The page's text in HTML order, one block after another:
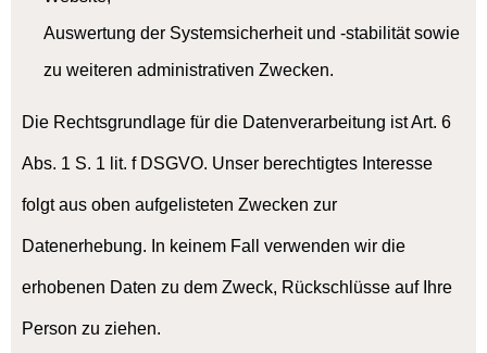
Auswertung der Systemsicherheit und -stabilität sowie
zu weiteren administrativen Zwecken.
Die Rechtsgrundlage für die Datenverarbeitung ist Art. 6
Abs. 1 S. 1 lit. f DSGVO. Unser berechtigtes Interesse
folgt aus oben aufgelisteten Zwecken zur
Datenerhebung. In keinem Fall verwenden wir die
erhobenen Daten zu dem Zweck, Rückschlüsse auf Ihre
Person zu ziehen.